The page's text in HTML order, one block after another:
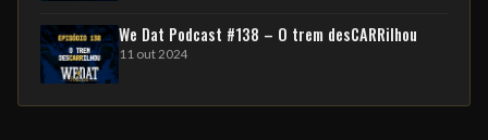
We Dat Podcast #138 – O trem desCARRilhou
11 out 2024